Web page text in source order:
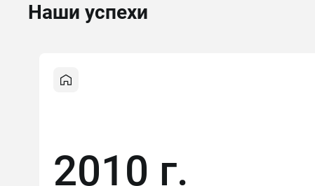
Наши успехи
2010 г.